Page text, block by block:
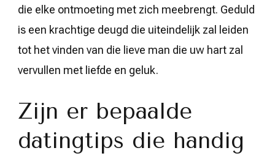
die elke ontmoeting met zich meebrengt. Geduld
is een krachtige deugd die uiteindelijk zal leiden
tot het vinden van die lieve man die uw hart zal
vervullen met liefde en geluk.
Zijn er bepaalde
datingtips die handig